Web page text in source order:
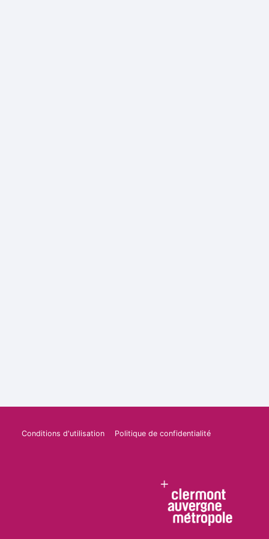
Conditions d'utilisation Politique de confidentialité